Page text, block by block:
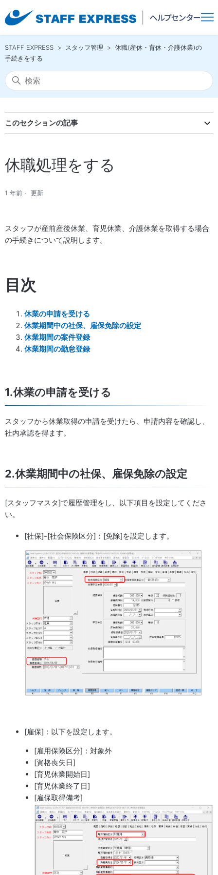
STAFF EXPRESS スタッフ管理
休職(産休・育休・介護休業)の
手続きをする
このセクションの記事
休職処理をする
1 年前 更新
スタッフが産前産後休業、育児休業、介護休業を取得する場合
の手続きについて説明します。
目次
休業の申請を受ける
休業期間中の社保、雇保免除の設定
休業期間の案件登録
休業期間の勤怠登録
1.休業の申請を受ける
スタッフから休業取得の申請を受けたら、申請内容を確認し、
社内承認を得ます。
2.休業期間中の社保、雇保免除の設定
[スタッフマスタ]で履歴管理をし、以下項目を設定してくださ
い。
[社保]-[社会保険区分]：[免除]を設定します。
[雇保]：以下を設定します。
[雇用保険区分]：対象外
[資格喪失日]
[育児休業開始日]
[育児休業終了日]
[雇保取得備考]